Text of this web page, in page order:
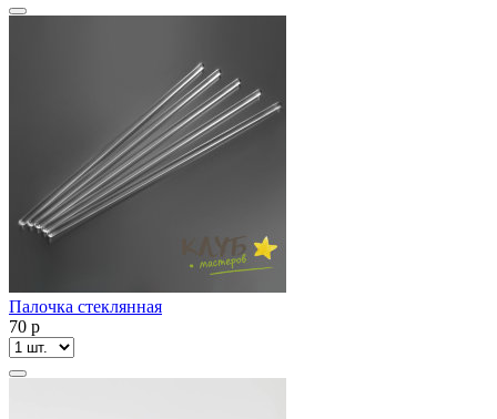
Палочка стеклянная
70 p